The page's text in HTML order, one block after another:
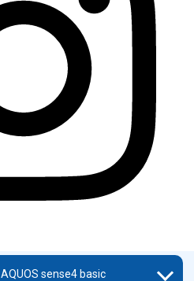
AQUOS sense4 basic